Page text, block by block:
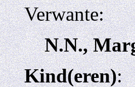
Verwante:
N.N.,
Kind(eren):